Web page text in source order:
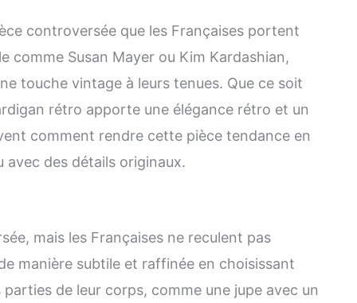
controversée que les Françaises portent
comme Susan Mayer ou Kim Kardashian,
touche vintage à leurs tenues. Que ce soit
rétro apporte une élégance rétro et un
comment rendre cette pièce tendance en
avec des détails originaux.
mais les Françaises ne reculent pas
manière subtile et raffinée en choisissant
de leur corps, comme une jupe avec un